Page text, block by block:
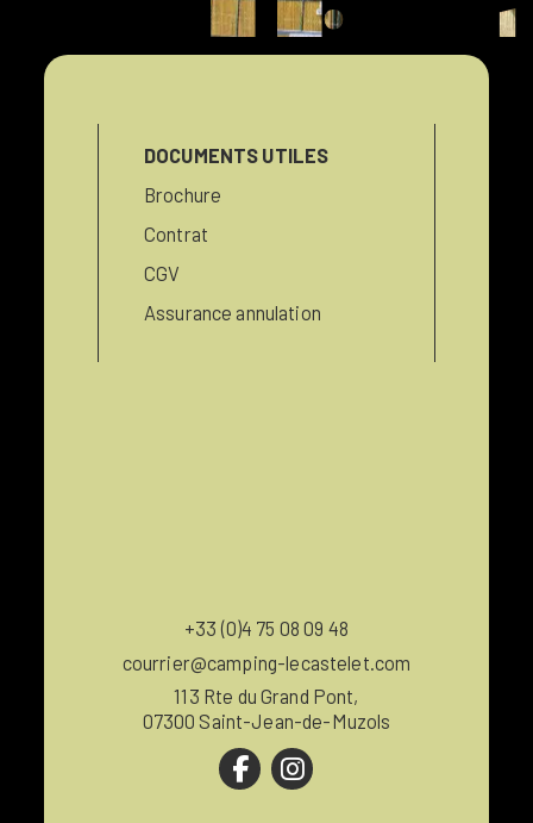
DOCUMENTS UTILES
Brochure
Contrat
CGV
Assurance annulation
+33 (0)4 75 08 09 48
courrier@camping-lecastelet.com
113 Rte du Grand Pont,
07300 Saint-Jean-de-Muzols